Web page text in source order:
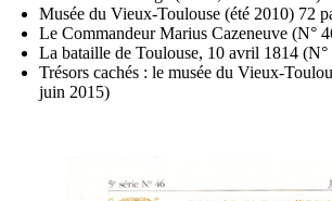
Musée du Vieux-Toulouse (été 2010) 72
Le Commandeur Marius Cazeneuve (N°
La bataille de Toulouse, 10 avril 1814
Trésors cachés : le musée du Vieux-
juin 2015)